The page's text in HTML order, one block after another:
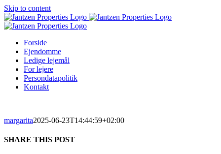
Skip to content
Forside
Ejendomme
Ledige lejemål
For lejere
Persondatapolitik
Kontakt
margarita2025-06-23T14:44:59+02:00
SHARE THIS POST